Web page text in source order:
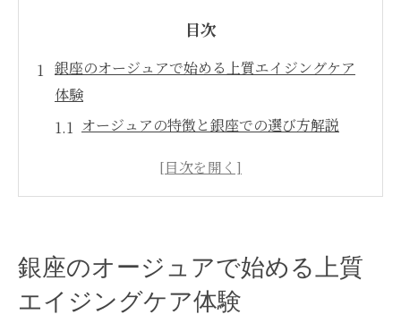
目次
銀座のオージュアで始める上質エイジングケア
体験
オージュアの特徴と銀座での選び方解説
ト
エイジング毛に悩む女性に伝えたい髪質改善法
銀座のオージュアで始める上質
エイジングケア体験